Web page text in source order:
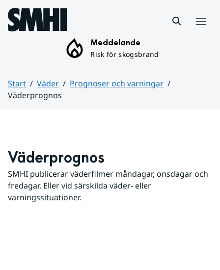
Hoppa till sidans innehåll
Meddelande
Risk för skogsbrand
Start Väder
Prognoser och varningar
Väderprognos
Väderprognos
SMHI publicerar väderfilmer måndagar, onsdagar och
fredagar. Eller vid särskilda väder- eller
varningssituationer.